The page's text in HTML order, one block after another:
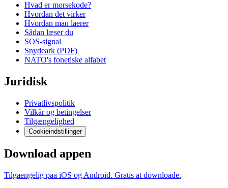
Hvad er morsekode?
Hvordan det virker
Hvordan man laerer
Sådan læser du
SOS-signal
Snydeark (PDF)
NATO's fonetiske alfabet
Juridisk
Privatlivspolitik
Vilkår og betingelser
Tilgængelighed
Cookieindstillinger
Download appen
Tilgaengelig paa iOS og Android. Gratis at downloade.